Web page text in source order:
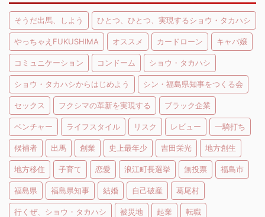
そうだ出馬、しよう ひとつ、ひとつ、実現するショウ・タカハシ
やっちゃえFUKUSHIMA オススメ カードローン キャバ嬢
コミュニケーション コンドーム ショウ・タカハシ
ショウ・タカハシからはじめよう シン・福島県知事をつくる会
セックス フクシマの革新を実現する ブラック企業
ベンチャー ライフスタイル リスク レビュー 一騎打ち
候補者 出馬 創業 史上最年少 吉田栄光 地方創生
地方移住 子育て 恋愛 浪江町長選挙 無投票 福島市
福島県 福島県知事 結婚 自己破産 葛尾村
行くぜ、ショウ・タカハシ 被災地 起業 転職